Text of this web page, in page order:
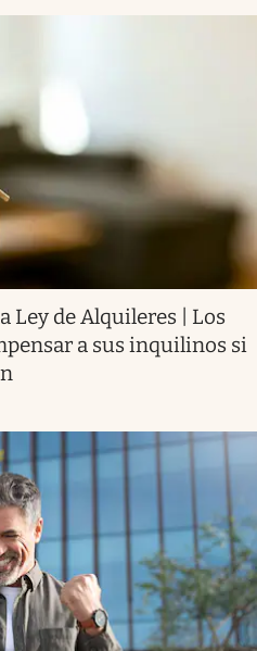
Ley de Alquileres | Los
a sus inquilinos si